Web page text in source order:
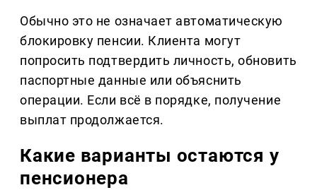
Обычно это не означает автоматическую
блокировку пенсии. Клиента могут
попросить подтвердить личность, обновить
паспортные данные или объяснить
операции. Если всё в порядке, получение
выплат продолжается.
Какие варианты остаются у
пенсионера